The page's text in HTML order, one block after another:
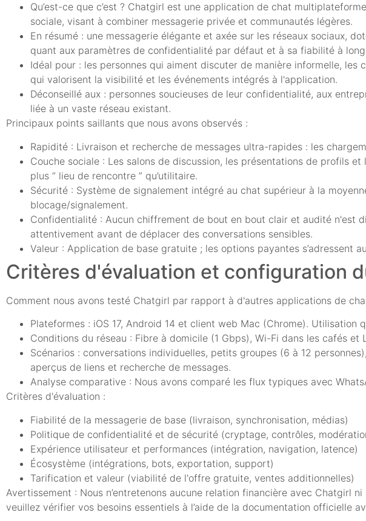
Qu’est-ce que c’est ? Chatgirl est une application de chat
sociale, visant à combiner messagerie privée et communautés légères.
En résumé : une messagerie élégante et axée sur les réseaux sociaux,
quant aux paramètres de confidentialité par défaut et à sa fiabilité à
Idéal pour : les personnes qui aiment discuter de manière informelle,
qui valorisent la visibilité et les événements intégrés à l'application.
Déconseillé aux : personnes soucieuses de leur confidentialité, aux
liée à un vaste réseau existant.
Principaux points saillants que nous avons observés :
Rapidité : Livraison et recherche de messages ultra-rapides : les
Couche sociale : Les salons de discussion, les présentations de profils
plus “ lieu de rencontre ” qu’utilitaire.
Sécurité : Système de signalement intégré au chat supérieur à la
blocage/signalement.
Confidentialité : Aucun chiffrement de bout en bout clair et audité n'est
attentivement avant de déplacer des conversations sensibles.
Valeur : Application de base gratuite ; les options payantes s’adressent
Critères d'évaluation et configuration
Comment nous avons testé Chatgirl par rapport à d'autres applications de
Plateformes : iOS 17, Android 14 et client web Mac (Chrome). Utilisation
Conditions du réseau : Fibre à domicile (1 Gbps), Wi-Fi dans les cafés et
Scénarios : conversations individuelles, petits groupes (6 à 12
aperçus de liens et recherche de messages.
Analyse comparative : Nous avons comparé les flux typiques avec
Critères d'évaluation :
Fiabilité de la messagerie de base (livraison, synchronisation, médias)
Politique de confidentialité et de sécurité (cryptage, contrôles,
Expérience utilisateur et performances (intégration, navigation, latence)
Écosystème (intégrations, bots, exportation, support)
Tarification et valeur (viabilité de l'offre gratuite, ventes additionnelles)
Avertissement : Nous n’entretenons aucune relation financière avec Chatgirl
veuillez vérifier vos besoins essentiels à l’aide de la documentation officielle